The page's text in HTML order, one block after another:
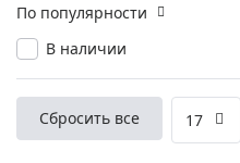
В наличии
По популярности
Сбросить все 17